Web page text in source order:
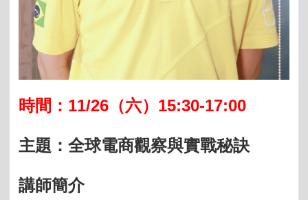
時間： 11/26 （六） 15:30-17:00
主題：全球電商觀察與實戰秘訣
講師簡介